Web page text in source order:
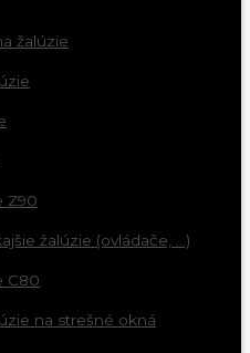
žalúzie
Z90
žalúzie (ovládače, ...)
C80
na strešné okná